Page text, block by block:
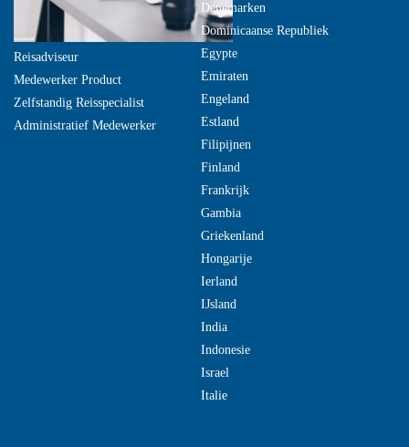
Reisadviseur
Medewerker Product
Zelfstandig Reisspecialist
Administratief Medewerker
Denemarken
Dominicaanse Republiek
Egypte
Emiraten
Engeland
Estland
Filipijnen
Finland
Frankrijk
Gambia
Griekenland
Hongarije
Ierland
IJsland
India
Indonesie
Israel
Italie